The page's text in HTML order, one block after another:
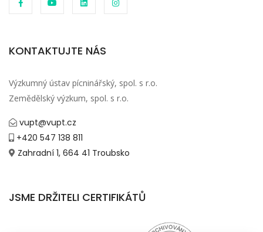
KONTAKTUJTE NÁS
Výzkumný ústav pícninářský, spol. s r.o.
Zemědělský výzkum, spol. s r.o.
vupt@vupt.cz
+420 547 138 811
Zahradní 1, 664 41 Troubsko
JSME DRŽITELI CERTIFIKÁTŮ